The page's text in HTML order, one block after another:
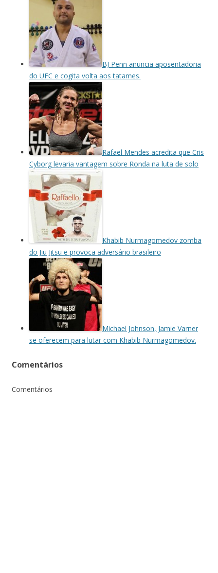
BJ Penn anuncia aposentadoria
do UFC e cogita volta aos tatames.
Rafael Mendes acredita que Cris
Cyborg levaria vantagem sobre Ronda na luta de solo
Khabib Nurmagomedov zomba
do Jiu Jitsu e provoca adversário brasileiro
Michael Johnson, Jamie Varner
se oferecem para lutar com Khabib Nurmagomedov.
Comentários
Comentários